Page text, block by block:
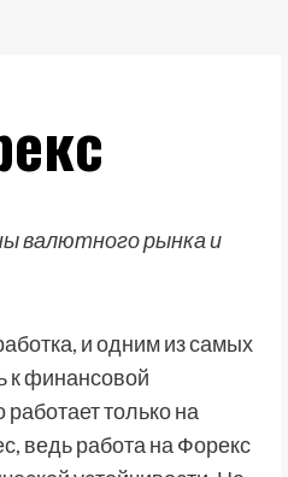
валютного рынка и
и одним из самых
к финансовой
только на
ведь работа на Форекс